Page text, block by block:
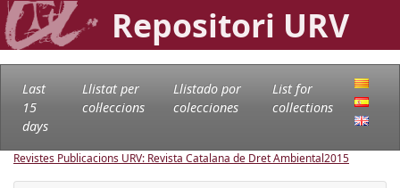
Repositori URV
Last
15
days
Llistat per
col·leccions
Llistado por
colecciones
List for
collections
Revistes Publicacions URV: Revista Catalana de Dret Ambiental2015